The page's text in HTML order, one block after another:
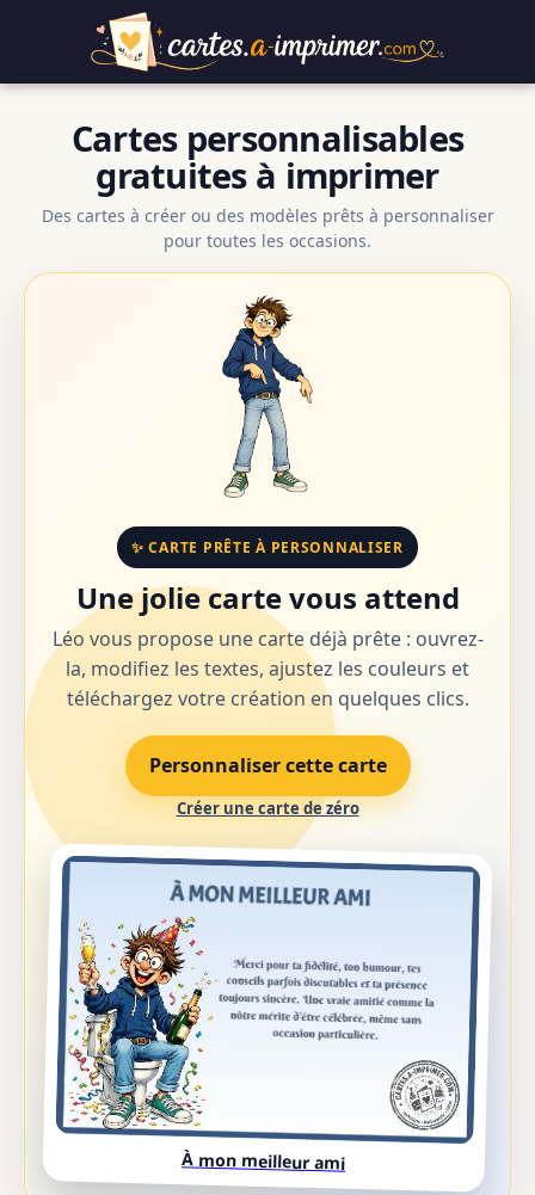
Cartes personnalisables
gratuites à imprimer
Des cartes à créer ou des modèles prêts à personnaliser
pour toutes les occasions.
✨ CARTE PRÊTE À PERSONNALISER
Une jolie carte vous attend
Léo vous propose une carte déjà prête : ouvrez-
la, modifiez les textes, ajustez les couleurs et
téléchargez votre création en quelques clics.
Personnaliser cette carte
Créer une carte de zéro
À mon meilleur ami